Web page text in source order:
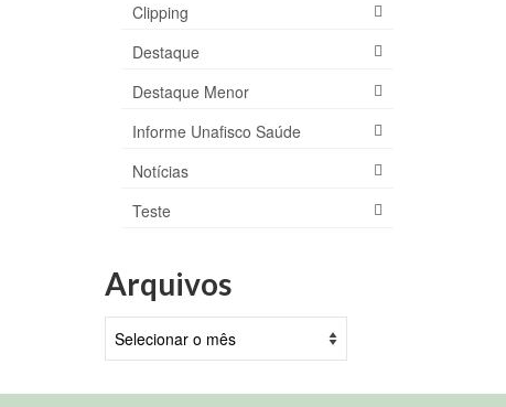
Clipping
Destaque
Destaque Menor
Informe Unafisco Saúde
Notícias
Teste
Arquivos